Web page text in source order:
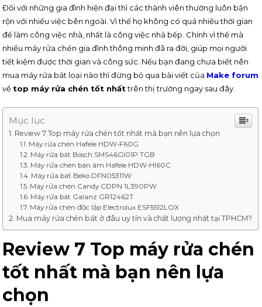
Đối với những gia đình hiện đại thì các thành viên thường luôn bận
rộn với nhiều việc bên ngoài. Vì thế họ không có quá nhiều thời gian
để làm công việc nhà, nhất là công việc nhà bếp. Chính vì thế mà
nhiều máy rửa chén gia đình thông minh đã ra đời, giúp mọi người
tiết kiệm được thời gian và công sức. Nếu bạn đang chưa biết nên
mua máy rửa bát loại nào thì đừng bỏ qua bài viết của Make forum
về top máy rửa chén tốt nhấttrên thị trường ngay sau đây.
Mục lục
Review 7 Top máy rửa chén tốt nhất mà bạn nên lựa chọn
Máy rửa chén Hafele HDW-F60G
Máy rửa bát Bosch SMS46GI01P TGB
Máy rửa chén bán âm Hafele HDW-HI60C
Máy rửa bát Beko DFN05311W
Máy rửa chén Candy CDPN 1L390PW
Máy rửa bát Galanz GR12462T
Máy rửa chén độc lập Electrolux ESF5512LOX
Mua máy rửa chén bát ở đâu uy tín và chất lượng nhất tại TPHCM?
Review 7 Top máy rửa chén
tốt nhất mà bạn nên lựa
chọn